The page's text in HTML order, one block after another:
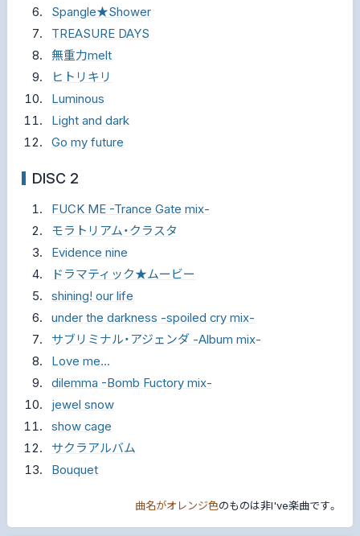
Spangle★Shower
TREASURE DAYS
無重力melt
ヒトリキリ
Luminous
Light and dark
Go my future
DISC 2
FUCK ME -Trance Gate mix-
モラトリアム・クラスタ
Evidence nine
ドラマティック★ムービー
shining! our life
under the darkness -spoiled cry mix-
サブリミナル・アジェンダ -Album mix-
Love me...
dilemma -Bomb Fuctory mix-
jewel snow
show cage
サクラアルバム
Bouquet
曲名がオレンジ色のものは非I've楽曲です。